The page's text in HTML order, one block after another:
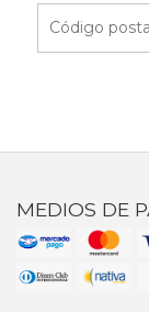
MEDIOS DE